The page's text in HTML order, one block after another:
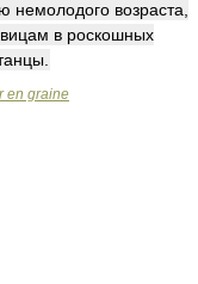
немолодого возраста,
в роскошных
en graine